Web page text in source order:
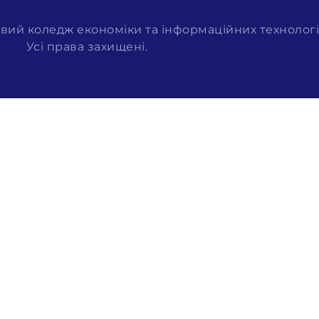
коледж економіки та інформаційних
Усі права захищені.